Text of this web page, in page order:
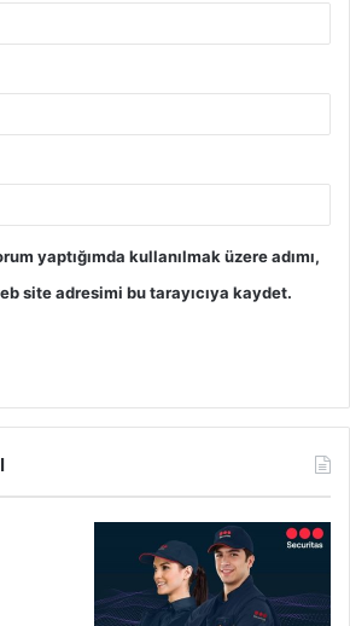
yaptığımda kullanılmak üzere adımı,
site adresimi bu tarayıcıya kaydet.